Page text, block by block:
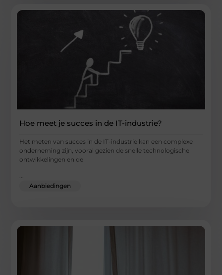
Hoe meet je succes in de IT-industrie?
Het meten van succes in de IT-industrie kan een complexe
onderneming zijn, vooral gezien de snelle technologische
ontwikkelingen en de
Aanbiedingen